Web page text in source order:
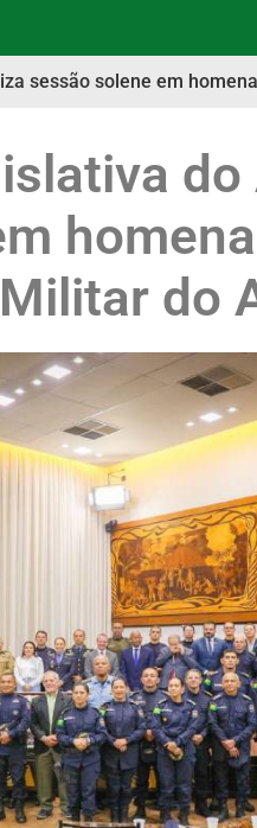
sessão solene em
do
do